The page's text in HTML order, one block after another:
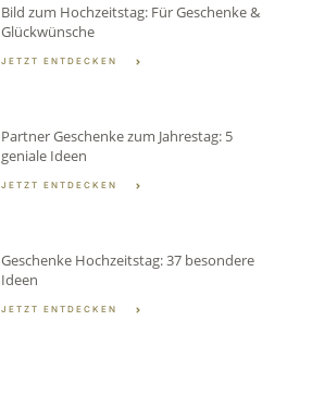
Bild zum Hochzeitstag: Für Geschenke &
Glückwünsche
JETZT ENTDECKEN
Partner Geschenke zum Jahrestag: 5
geniale Ideen
JETZT ENTDECKEN
Geschenke Hochzeitstag: 37 besondere
Ideen
JETZT ENTDECKEN